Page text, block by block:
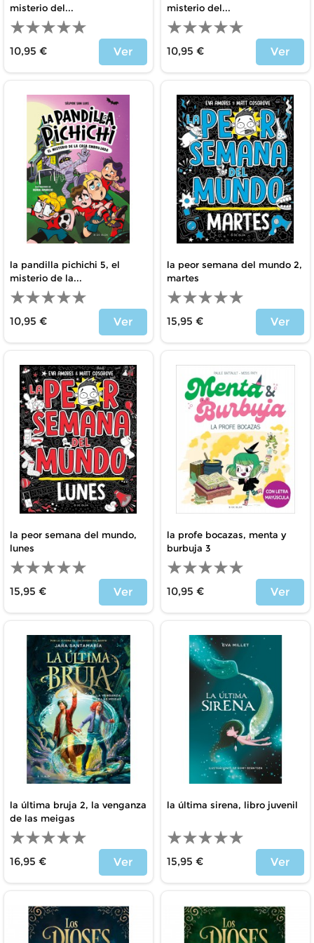
misterio del...
10,95 €
Ver
misterio del...
10,95 €
Ver
la pandilla pichichi 5, el
misterio de la...
10,95 €
Ver
la peor semana del mundo 2,
martes
15,95 €
Ver
la peor semana del mundo,
lunes
15,95 €
Ver
la profe bocazas, menta y
burbuja 3
10,95 €
Ver
la última bruja 2, la venganza
de las meigas
16,95 €
Ver
la última sirena, libro juvenil
15,95 €
Ver